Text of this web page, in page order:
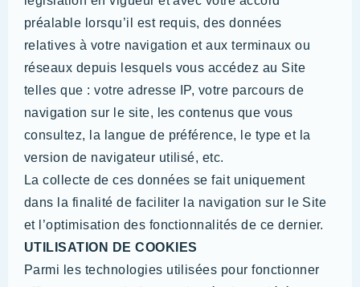
préalable lorsqu’il est requis, des données
relatives à votre navigation et aux terminaux ou
réseaux depuis lesquels vous accédez au Site
telles que : votre adresse IP, votre parcours de
navigation sur le site, les contenus que vous
consultez, la langue de préférence, le type et la
version de navigateur utilisé, etc.
La collecte de ces données se fait uniquement
dans la finalité de faciliter la navigation sur le Site
et l’optimisation des fonctionnalités de ce dernier.
UTILISATION DE COOKIES
Parmi les technologies utilisées pour fonctionner